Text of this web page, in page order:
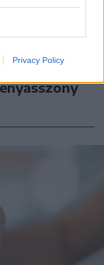
Privacy Policy